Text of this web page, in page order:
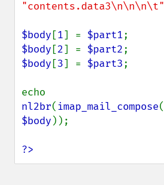
"contents.data3\n\n\n\t"
$body[1] = $part1
$body[2] = $part2
$body[3] = $part3;
nl2br( imap_mail_compose(
$body));
?>